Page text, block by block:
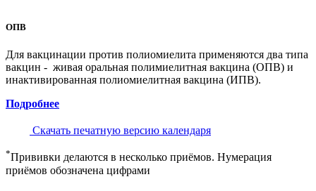
ОПВ
Для вакцинации против полиомиелита применяются два типа
вакцин - живая оральная полимиелитная вакцина (ОПВ) и
инактивированная полиомиелитная вакцина (ИПВ).
Подробнее
Скачать печатную версию календаря
*Прививки делаются в несколько приёмов. Нумерация
приёмов обозначена цифрами